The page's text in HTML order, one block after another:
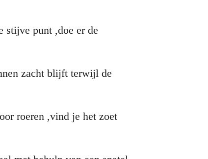
stijve punt ,doe er de
zacht blijft terwijl de
roeren ,vind je het zoet